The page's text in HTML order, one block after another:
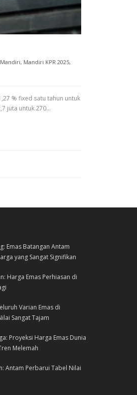
, Mandiri KPR 2025,
% fixed satu tahun untuk
juta untuk 270…
Emas Batangan Antam
yang Sangat Signifikan
Harga Emas Perhiasan di
Varian Emas di
Sangat Tajam
Proyeksi Harga Emas Dunia
Melemah
Antam Perbarui Tabel Nilai